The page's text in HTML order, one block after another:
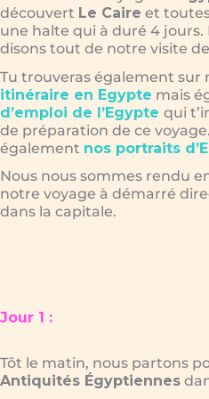
découvert Le Caire et
une halte qui à duré 4
disons tout de notre visite
Tu trouveras également sur
itinéraire en Egypte mais
d’emploi de l’Egypte qui
de préparation de ce
également nos portraits
Nous nous sommes rendu
notre voyage à démarré
dans la capitale.
Jour 1 :
Tôt le matin, nous partons
Antiquités Égyptiennes